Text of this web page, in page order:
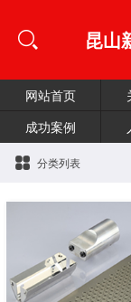
昆山
网站首页
成功案例
分类列表